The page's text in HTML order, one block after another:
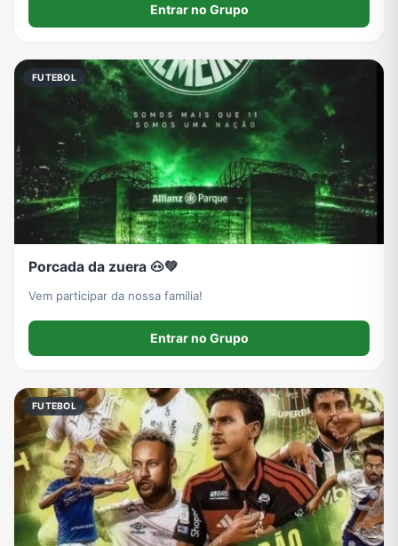
Entrar no Grupo
FUTEBOL
Porcada da zuera 🐽💚
Vem participar da nossa família!
Entrar no Grupo
FUTEBOL